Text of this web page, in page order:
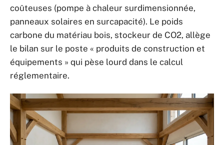
coûteuses (pompe à chaleur surdimensionnée,
panneaux solaires en surcapacité). Le poids
carbone du matériau bois, stockeur de CO2, allège
le bilan sur le poste « produits de construction et
équipements » qui pèse lourd dans le calcul
réglementaire.